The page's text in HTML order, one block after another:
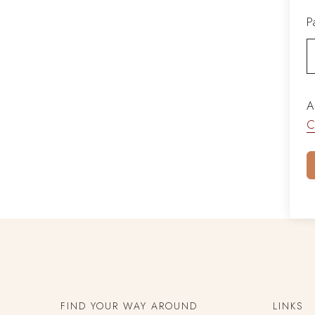
FIND YOUR WAY AROUND LINKS